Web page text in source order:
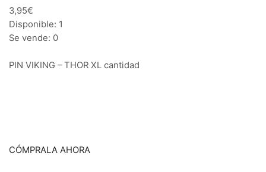
3,95€
Disponible: 1
Se vende: 0
PIN VIKING – THOR XL cantidad
CÓMPRALA AHORA